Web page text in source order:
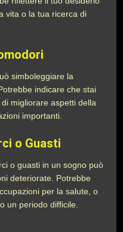
vita o la tua ricerca di
simboleggiare la
indicare che stai
migliorare aspetti della
importanti.
o Guasti
o guasti in un sogno può
deteriorate. Potrebbe
per la salute, o
un periodo difficile.